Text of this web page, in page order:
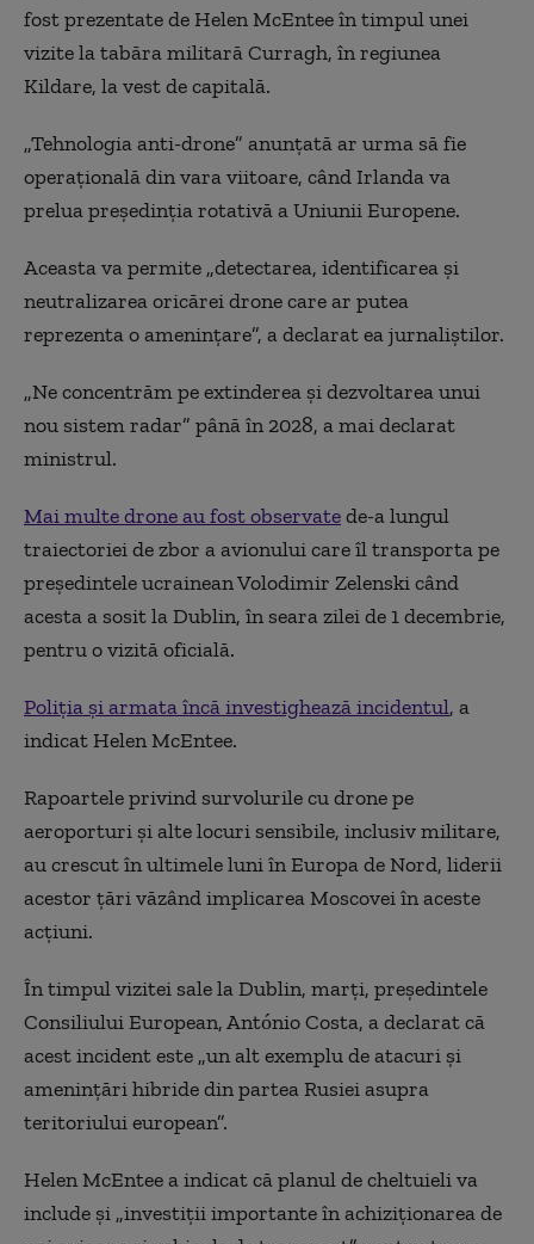
fost prezentate de Helen McEntee în timpul unei
vizite la tabăra militară Curragh, în regiunea
Kildare, la vest de capitală.
„Tehnologia anti-drone” anunţată ar urma să fie
operaţională din vara viitoare, când Irlanda va
prelua preşedinţia rotativă a Uniunii Europene.
Aceasta va permite „detectarea, identificarea şi
neutralizarea oricărei drone care ar putea
reprezenta o ameninţare”, a declarat ea jurnaliştilor.
„Ne concentrăm pe extinderea şi dezvoltarea unui
nou sistem radar” până în 2028, a mai declarat
ministrul.
Mai multe drone au fost observatede-a lungul
traiectoriei de zbor a avionului care îl transporta pe
preşedintele ucrainean Volodimir Zelenski când
acesta a sosit la Dublin, în seara zilei de 1 decembrie,
pentru o vizită oficială.
Poliţia şi armata încă investighează incidentul, a
indicat Helen McEntee.
Rapoartele privind survolurile cu drone pe
aeroporturi şi alte locuri sensibile, inclusiv militare,
au crescut în ultimele luni în Europa de Nord, liderii
acestor ţări văzând implicarea Moscovei în aceste
acţiuni.
În timpul vizitei sale la Dublin, marţi, preşedintele
Consiliului European, António Costa, a declarat că
acest incident este „un alt exemplu de atacuri şi
ameninţări hibride din partea Rusiei asupra
teritoriului european”.
Helen McEntee a indicat că planul de cheltuieli va
include şi „investiţii importante în achiziţionarea de